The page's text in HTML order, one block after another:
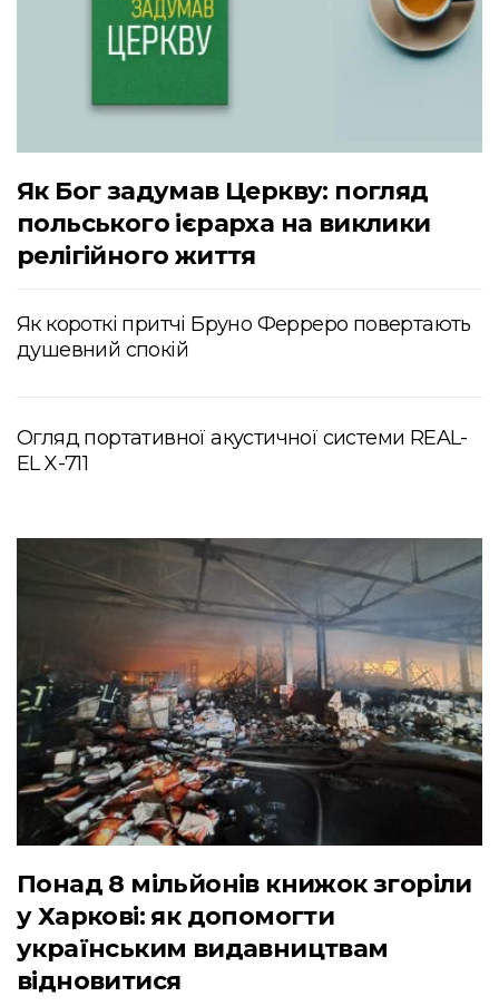
Як Бог задумав Церкву: погляд
польського ієрарха на виклики
релігійного життя
Як короткі притчі Бруно Ферреро повертають
душевний спокій
Огляд портативної акустичної системи REAL-
EL X-711
Понад 8 мільйонів книжок згоріли
у Харкові: як допомогти
українським видавництвам
відновитися